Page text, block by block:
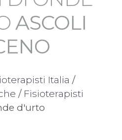
ASCOLI
Italia /
/ Fisioterapisti
d'urto